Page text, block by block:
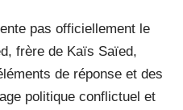
pas officiellement le
frère de Kaïs Saïed,
de réponse et des
politique conflictuel et